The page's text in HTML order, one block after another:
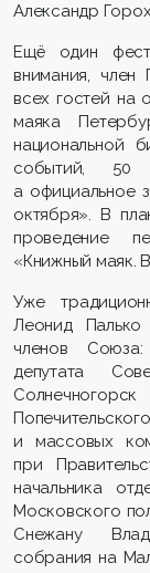
Александр
Ещё один
внимания, член
всех гостей на
маяка
национальной
событий, 50
а официальное
октября». В
проведение
«Книжный маяк.
Уже
Леонид Палько
членов Союза:
депутата
и массовых
при
начальника
Московского
Снежану
собрания на